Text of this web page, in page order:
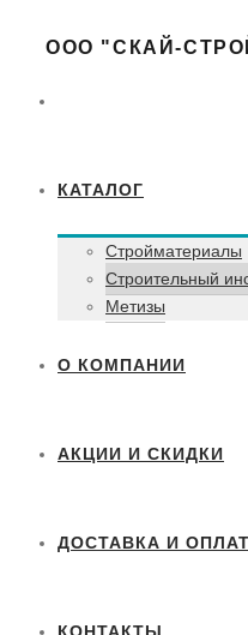
ООО "СКАЙ-
КАТАЛОГ
Стройматериалы
Строительный
Метизы
О КОМПАНИИ
АКЦИИ И СКИДКИ
ДОСТАВКА И